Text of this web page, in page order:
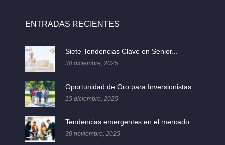
ENTRADAS RECIENTES
Siete Tendencias Clave en Senior...
30 diciembre, 2025
Oportunidad de Oro para Inversionistas...
15 diciembre, 2025
Tendencias emergentes en el mercado...
30 noviembre, 2025